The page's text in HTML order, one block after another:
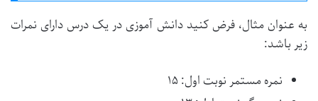
به عنوان مثال، فرض کنید دانش آموزی در یک درس دارای نمرات
زیر باشد:
نمره مستمر نوبت اول: ۱۵